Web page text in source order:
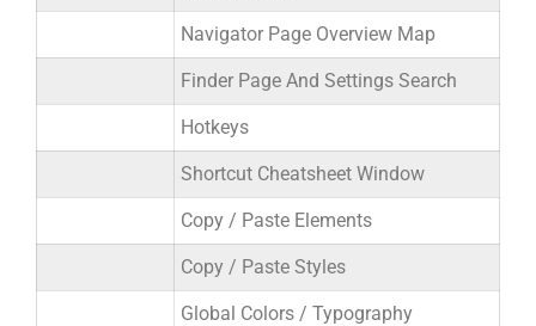
Navigator Page Overview Map
Finder Page And Settings Search
Hotkeys
Shortcut Cheatsheet Window
Copy / Paste Elements
Copy / Paste Styles
Global Colors / Typography